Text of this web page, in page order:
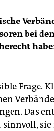
bei
Frage.
Das